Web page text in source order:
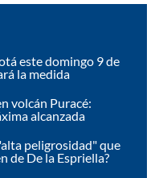
este domingo 9 de
la medida
volcán Puracé:
alcanzada
peligrosidad" que
de De la Espriella?